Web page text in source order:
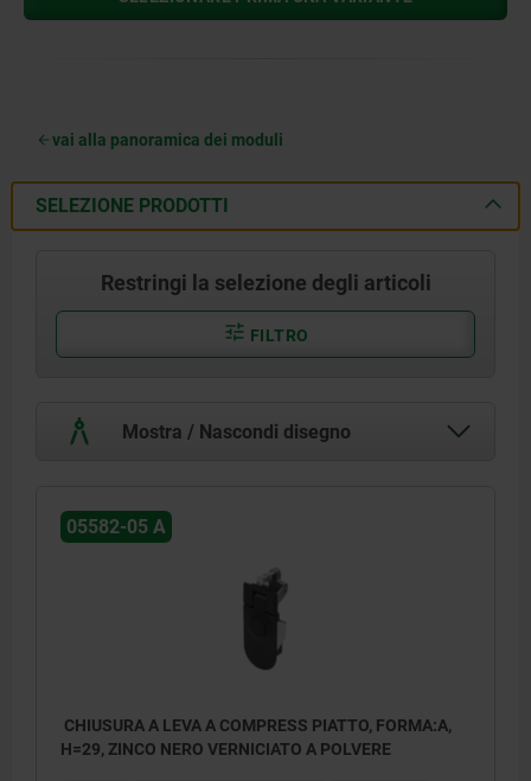
vai alla panoramica dei moduli
SELEZIONE PRODOTTI
Restringi la selezione degli articoli
FILTRO
Mostra / Nascondi disegno
05582-05 A
CHIUSURA A LEVA A COMPRESS PIATTO, FORMA:A,
H=29, ZINCO NERO VERNICIATO A POLVERE